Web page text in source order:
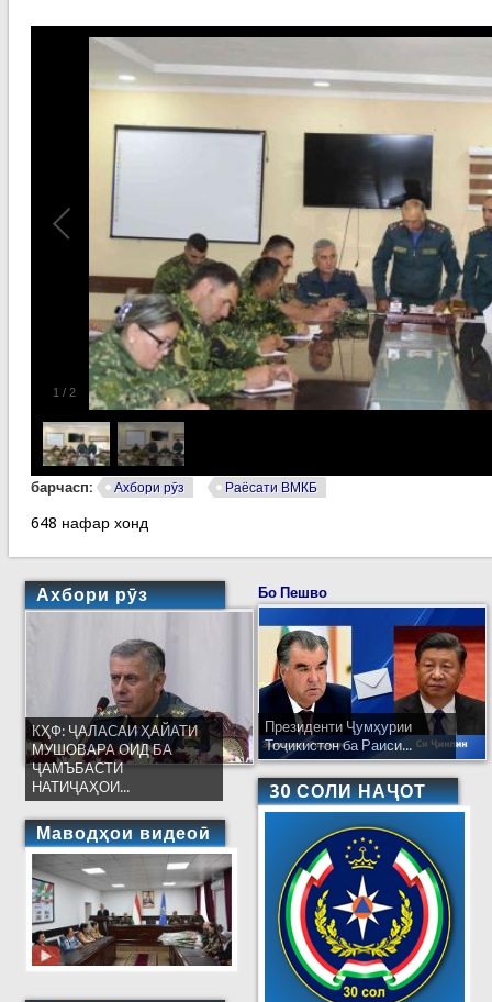
1 / 2
барчасп: Ахбори рӯз Раёсати ВМКБ
648 нафар хонд
Ахбори рӯз
КҲФ: ҶАЛАСАИ ҲАЙАТИ
МУШОВАРА ОИД БА
ҶАМЪБАСТИ
НАТИҶАҲОИ...
Маводҳои видеоӣ
Бо Пешво
Президенти Ҷумҳурии
Тоҷикистон ба Раиси...
30 СОЛИ НАҶОТ